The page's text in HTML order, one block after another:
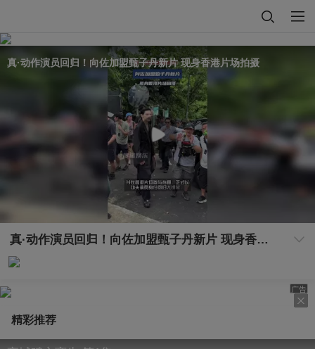
真·动作演员回归！向佐加盟甄子丹新片 现身香港片场拍摄
真·动作演员回归！向佐加盟甄子丹新片 现身香港片场拍摄
广告
精彩推荐